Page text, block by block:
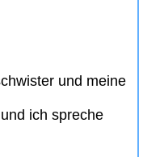
und meine
ich spreche